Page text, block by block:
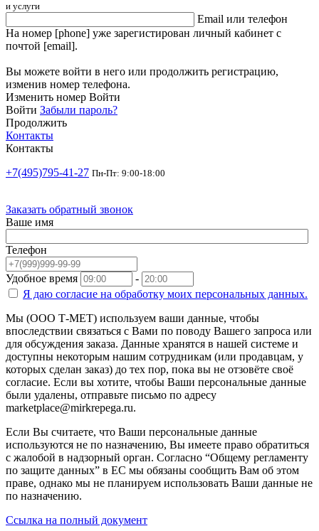
и услуги
Email или телефон
На номер [phone] уже зарегистирован личный кабинет с
почтой [email].
Вы можете войти в него или продолжить регистрацию,
изменив номер телефона.
Изменить номер Войти
Войти Забыли пароль?
Продолжить
Контакты
Контакты
+7(495)795-41-27 Пн-Пт: 9:00-18:00
Заказать обратный звонок
Ваше имя
Телефон
Удобное время
-
Я даю согласие на обработку моих персональных данных.
Мы (ООО Т-МЕТ) используем ваши данные, чтобы
впоследствии связаться с Вами по поводу Вашего запроса или
для обсуждения заказа. Данные хранятся в нашей системе и
доступны некоторым нашим сотрудникам (или продавцам, у
которых сделан заказ) до тех пор, пока вы не отзовёте своё
согласие. Если вы хотите, чтобы Ваши персональные данные
были удалены, отправьте письмо по адресу
marketplace@mirkrepega.ru.
Если Вы считаете, что Ваши персональные данные
используются не по назначению, Вы имеете право обратиться
с жалобой в надзорный орган. Согласно “Общему регламенту
по защите данных” в ЕС мы обязаны сообщить Вам об этом
праве, однако мы не планируем использовать Ваши данные не
по назначению.
Ссылка на полный документ